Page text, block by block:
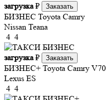
загрузка₽ Заказать
БИЗНЕС Toyota Camry
Nissan Teana
4 4
загрузка₽ Заказать
БИЗНЕС+ Toyota Camry V70
Lexus ES
4 4